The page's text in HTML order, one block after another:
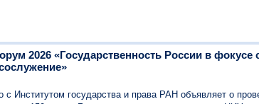
2026 «Государственность России в
Институтом государства и права РАН объявляет о